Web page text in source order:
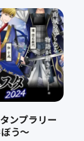
ンプラリー
う～